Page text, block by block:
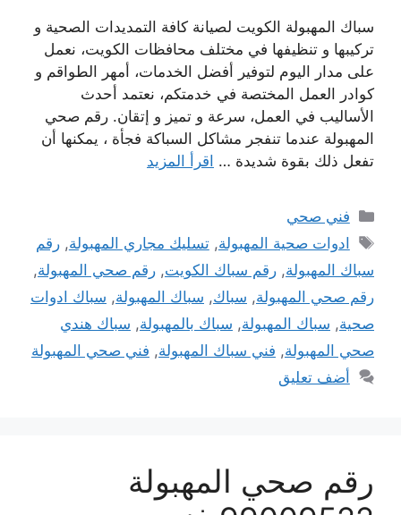
سباك المهبولة الكويت لصيانة كافة التمديدات الصحية و
تركيبها و تنظيفها في مختلف محافظات الكويت، نعمل
على مدار اليوم لتوفير أفضل الخدمات، أمهر الطواقم و
كوادر العمل المختصة في خدمتكم، نعتمد أحدث
الأساليب في العمل، سرعة و تميز و إتقان. رقم صحي
المهبولة عندما تنفجر مشاكل السباكة فجأة ، يمكنها أن
تفعل ذلك بقوة شديدة … اقرأ المزيد
التصنيفات
فني صحي
الوسوم
ادوات صحية المهبولة,تسليك مجاري المهبولة,رقم
سباك المهبولة, رقم سباك الكويت, رقم صحي المهبولة,
رقم صحي المهبولة, سباك, سباك المهبولة, سباك ادوات
صحية, سباك المهبولة, سباك بالمهبولة, سباك هندي
صحي المهبولة, فني سباك المهبولة, فني صحي المهبولة
أضف تعليق
رقم صحي المهبولة